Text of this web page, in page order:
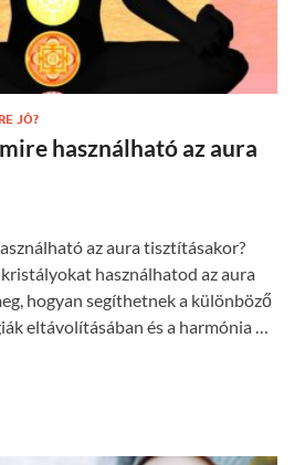
JÓ?
használható az aura
az aura tisztításakor?
használhatod az aura
hogyan segíthetnek a különböző
eltávolításában és a harmónia …